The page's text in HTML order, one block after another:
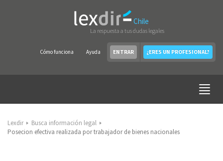
Chile
La respuesta a tus dudas legales
Cómo funciona Ayuda ENTRAR ¿ERES UN PROFESIONAL?
Lexdir
Busca información legal
Posecion efectiva realizada por trabajador de bienes nacionales